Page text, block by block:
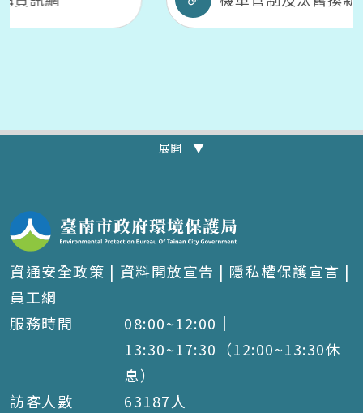
展開 ▼
資通安全政策 | 資料開放宣告 | 隱私權保護宣言 |
員工網
服務時間
08:00~12:00｜
13:30~17:30（12:00~13:30休
息）
訪客人數
63187 人